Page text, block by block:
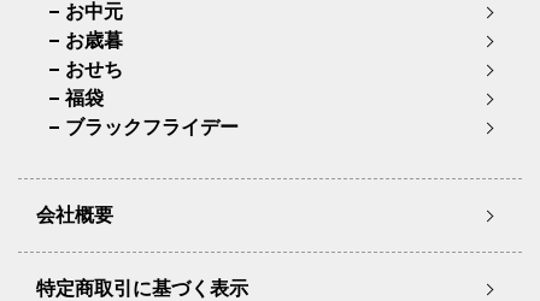
お中元
お歳暮
おせち
福袋
ブラックフライデー
会社概要
特定商取引に基づく表示